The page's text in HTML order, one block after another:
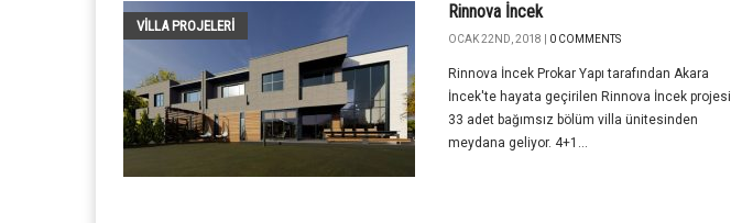
VILLA PROJELERI
Rinnova İncek
OCAK 22ND, 2018 | 0 COMMENTS
Rinnova İncek Prokar Yapı tarafından Akara
İncek'te hayata geçirilen Rinnova İncek projesi
33 adet bağımsız bölüm villa ünitesinden
meydana geliyor. 4+1...